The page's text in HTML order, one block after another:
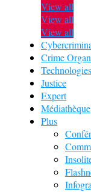
View all
View all
View all
Crime
Technologies
Justice
Expert
Médiathèque
Plus